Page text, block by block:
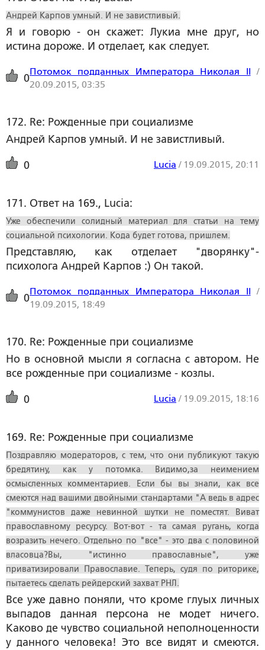
Андрей Карпов умный. И не завистливый.
Я и говорю - он скажет: Лукиа мне друг, но
истина дороже. И отделает, как следует.
0
Потомок подданных Императора Николая II /
20.09.2015, 03:35
172. Re: Рожденные при социализме
Андрей Карпов умный. И не завистливый.
0 Lucia / 19.09.2015, 20:11
171. Ответ на 169., Lucia:
Уже обеспечили солидный материал для статьи на тему
социальной психологии. Кода будет готова, пришлем.
Представляю, как отделает "дворянку"-
психолога Андрей Карпов :) Он такой.
0
Потомок подданных Императора Николая II /
19.09.2015, 18:49
170. Re: Рожденные при социализме
Но в основной мысли я согласна с автором. Не
все рожденные при социализме - козлы.
0 Lucia / 19.09.2015, 18:16
169. Re: Рожденные при социализме
Поздравляю модераторов, с тем, что они публикуют такую
бредятину, как у потомка. Видимо,за неимением
осмысленных комментариев. Если бы вы знали, как все
смеются над вашими двойными стандартами "А ведь в адрес
"коммунистов даже невинной шутки не поместят. Виват
православному ресурсу. Вот-вот - та самая ругань, когда
возразить нечего. Отдельно по "все" - это два с половиной
власовца?Вы, "истинно православные", уже
приватизировали Православие. Теперь, судя по риторике,
пытаетесь сделать рейдерский захват РНЛ.
Все уже давно поняли, что кроме глуых личных
выпадов данная персона не модет ничего.
Каково де чувство социальной неполноценности
у данного человека! Это все видят и смеются.